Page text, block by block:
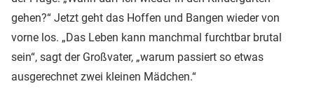
gehen?“ Jetzt geht das Hoffen und Bangen wieder von
vorne los. „Das Leben kann manchmal furchtbar brutal
sein“, sagt der Großvater, „warum passiert so etwas
ausgerechnet zwei kleinen Mädchen.“